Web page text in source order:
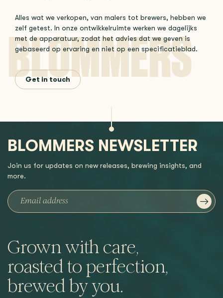
Alles wat we verkopen, van malers tot brewers, hebben we
zelf getest. In onze ontwikkelruimte werken we dagelijks
met de apparatuur, zodat het advies dat we geven is
gebaseerd op ervaring en niet op een specificatieblad.
Get in touch
Grown with care,
roasted to perfection,
brewed by you.
BLOMMERS NEWSLETTER
Join us for updates on new releases, brewing insights, and
more.